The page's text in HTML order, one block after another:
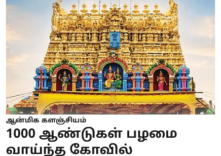
ஆன்மிக களஞ்சியம்
1000 ஆண்டுகள் பழமை
வாய்ந்த கோவில்